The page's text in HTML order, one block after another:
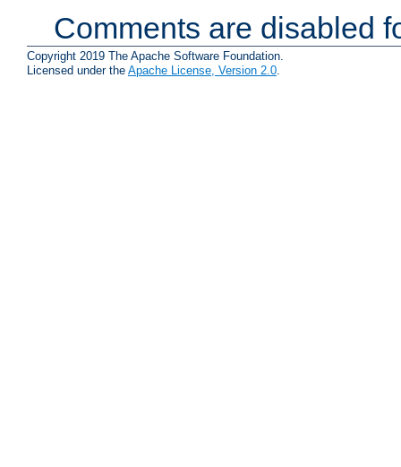
Comments are disabled
Copyright 2019 The Apache Software Foundation.
Licensed under the Apache License, Version 2.0